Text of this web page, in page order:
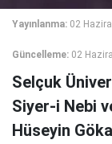
Yayınlanma: 02
Güncelleme: 02
Selçuk
Siyer-i Nebi
Hüseyin